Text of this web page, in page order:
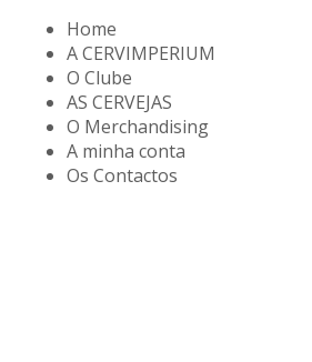
Home
A CERVIMPERIUM
O Clube
AS CERVEJAS
O Merchandising
A minha conta
Os Contactos